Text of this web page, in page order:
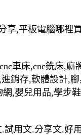
,平板電腦哪
車床,cnc銑床,
銷存,軟體設計,
,嬰兒用品,學步
試用文.分享文.好